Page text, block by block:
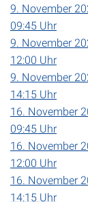
9. November
09:45 Uhr
9. November
12:00 Uhr
9. November
14:15 Uhr
16. November
09:45 Uhr
16. November
12:00 Uhr
16. November
14:15 Uhr